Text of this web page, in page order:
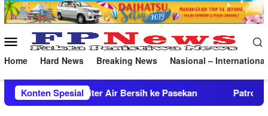
Loncat
ke
Menu
Mobile
Home Hard News Breaking News Nasional – International
Konten Spesial
Bersih ke Pasekan Patroli Malam Brimob Jabar, Jaga